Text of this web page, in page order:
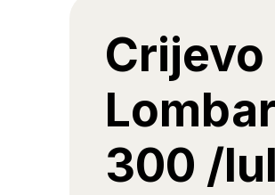
300 /